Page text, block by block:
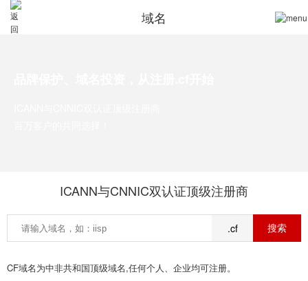
域名
ICANN与CNNIC双认证顶级注册商
.cf
CF域名为中非共和国顶级域名,任何个人、企业均可注册。